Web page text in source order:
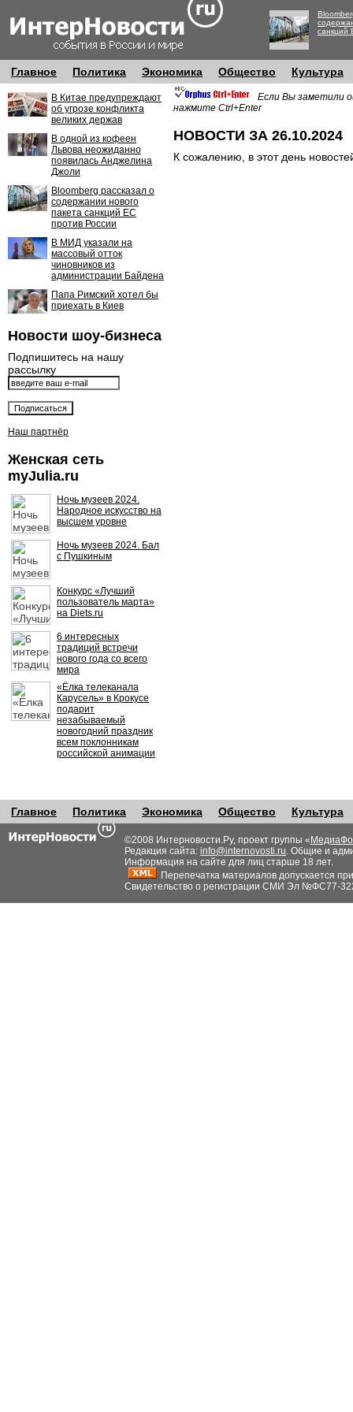
санкций
Главное Политика Экономика Общество Культура
В Китае предупреждают
об угрозе конфликта
великих держав
В одной из кофеен
Львова неожиданно
появилась Анджелина
Джоли
Bloomberg рассказал о
содержании нового
пакета санкций ЕС
против России
В МИД указали на
массовый отток
чиновников из
администрации Байдена
Папа Римский хотел бы
приехать в Киев
Новости шоу-бизнеса
Подпишитесь на нашу
рассылку
Наш партнёр
Женская сеть
myJulia.ru
Ночь музеев 2024.
Народное искусство на
высшем уровне
Ночь музеев 2024. Бал
с Пушкиным
Конкурс «Лучший
пользователь марта»
на Diets.ru
6 интересных
традиций встречи
нового года со всего
мира
«Ёлка телеканала
Карусель» в Крокусе
подарит
незабываемый
новогодний праздник
всем поклонникам
российской анимации
Если Вы заметили
нажмите Ctrl+Enter
НОВОСТИ ЗА 26.10.2024
К сожалению, в этот день
Главное Политика Экономика Общество Культура
©2008 Интерновости.Ру, проект группы «
Редакция сайта: info@internovosti.ru. Общие и
Информация на сайте для лиц старше 18 лет.
Перепечатка материалов допускается
Свидетельство о регистрации СМИ Эл №ФС77-